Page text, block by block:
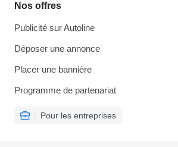
Nos offres
Publicité sur Autoline
Déposer une annonce
Placer une bannière
Programme de partenariat
Pour les entreprises